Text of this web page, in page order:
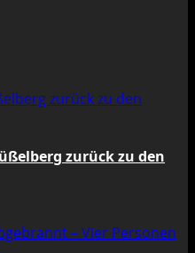
zurück zu den
zurück zu den
– Vier Personen